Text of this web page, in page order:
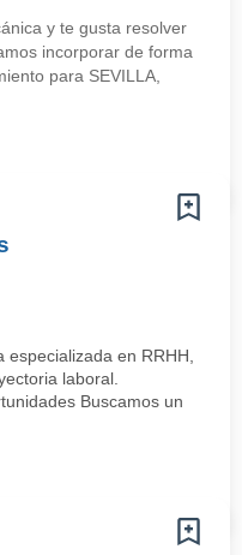
y te gusta resolver
incorporar de forma
para SEVILLA,
en RRHH,
laboral.
Buscamos un